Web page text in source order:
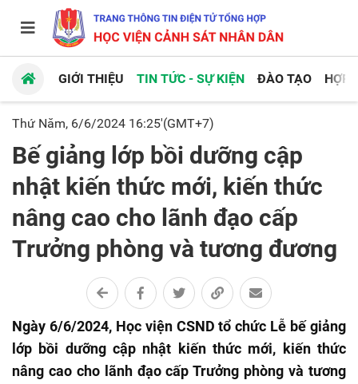
GIỚI THIỆU TIN TỨC - SỰ KIỆN ĐÀO TẠO HỢP
Thứ Năm, 6/6/2024 16:25'(GMT+7)
Bế giảng lớp bồi dưỡng cập
nhật kiến thức mới, kiến thức
nâng cao cho lãnh đạo cấp
Trưởng phòng và tương đương
Ngày 6/6/2024, Học viện CSND tổ chức Lễ bế giảng
lớp bồi dưỡng cập nhật kiến thức mới, kiến thức
nâng cao cho lãnh đạo cấp Trưởng phòng và tương